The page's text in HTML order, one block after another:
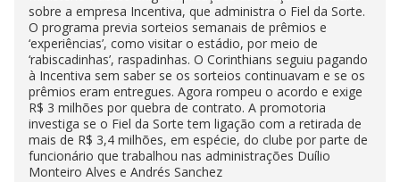
sobre a empresa Incentiva, que administra o Fiel da Sorte.
O programa previa sorteios semanais de prêmios e
‘experiências’, como visitar o estádio, por meio de
‘rabiscadinhas’, raspadinhas. O Corinthians seguiu pagando
à Incentiva sem saber se os sorteios continuavam e se os
prêmios eram entregues. Agora rompeu o acordo e exige
R$ 3 milhões por quebra de contrato. A promotoria
investiga se o Fiel da Sorte tem ligação com a retirada de
mais de R$ 3,4 milhões, em espécie, do clube por parte de
funcionário que trabalhou nas administrações Duílio
Monteiro Alves e Andrés Sanchez